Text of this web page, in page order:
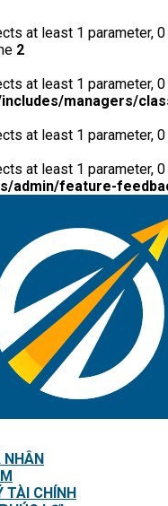
at least 1 parameter,
2
at least 1 parameter,
managers/
at least 1 parameter,
at least 1 parameter,
admin/feature-
NHÂN
TÀI CHÍNH